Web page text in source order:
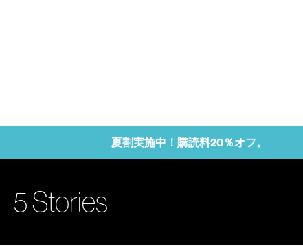
夏割実施中！購読料20％オフ。
5 Stories